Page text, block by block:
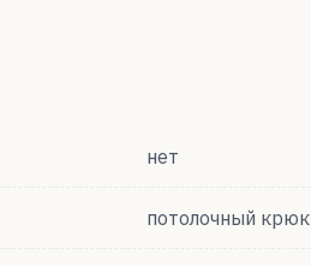
нет
потолочный крюк